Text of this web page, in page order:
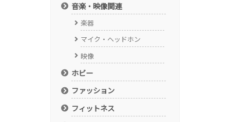
音楽・映像関連
楽器
マイク・ヘッドホン
映像
ホビー
ファッション
フィットネス